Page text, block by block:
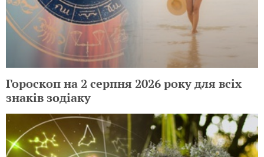
Гороскоп на 2 серпня 2026 року для всіх
знаків зодіаку